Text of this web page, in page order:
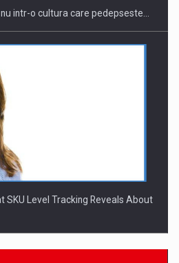
intr-o cultura care pedepseste…
SKU Level Tracking Reveals About